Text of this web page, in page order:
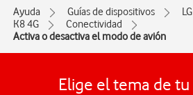
Ayuda Guías de dispositivos
LG
K8 4G
Conectividad
Activa o desactiva el modo de avión
Elige el tema de